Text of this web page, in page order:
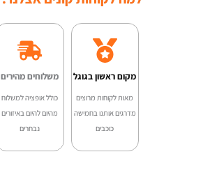
מקום ראשון בגוגל
מאות לקוחות מרוצים
מדרגים אותנו בחמישה
כוכבים
משלוחים מהירים
כולל אופציה למשלוח
מהיום להיום באיזורים
נבחרים